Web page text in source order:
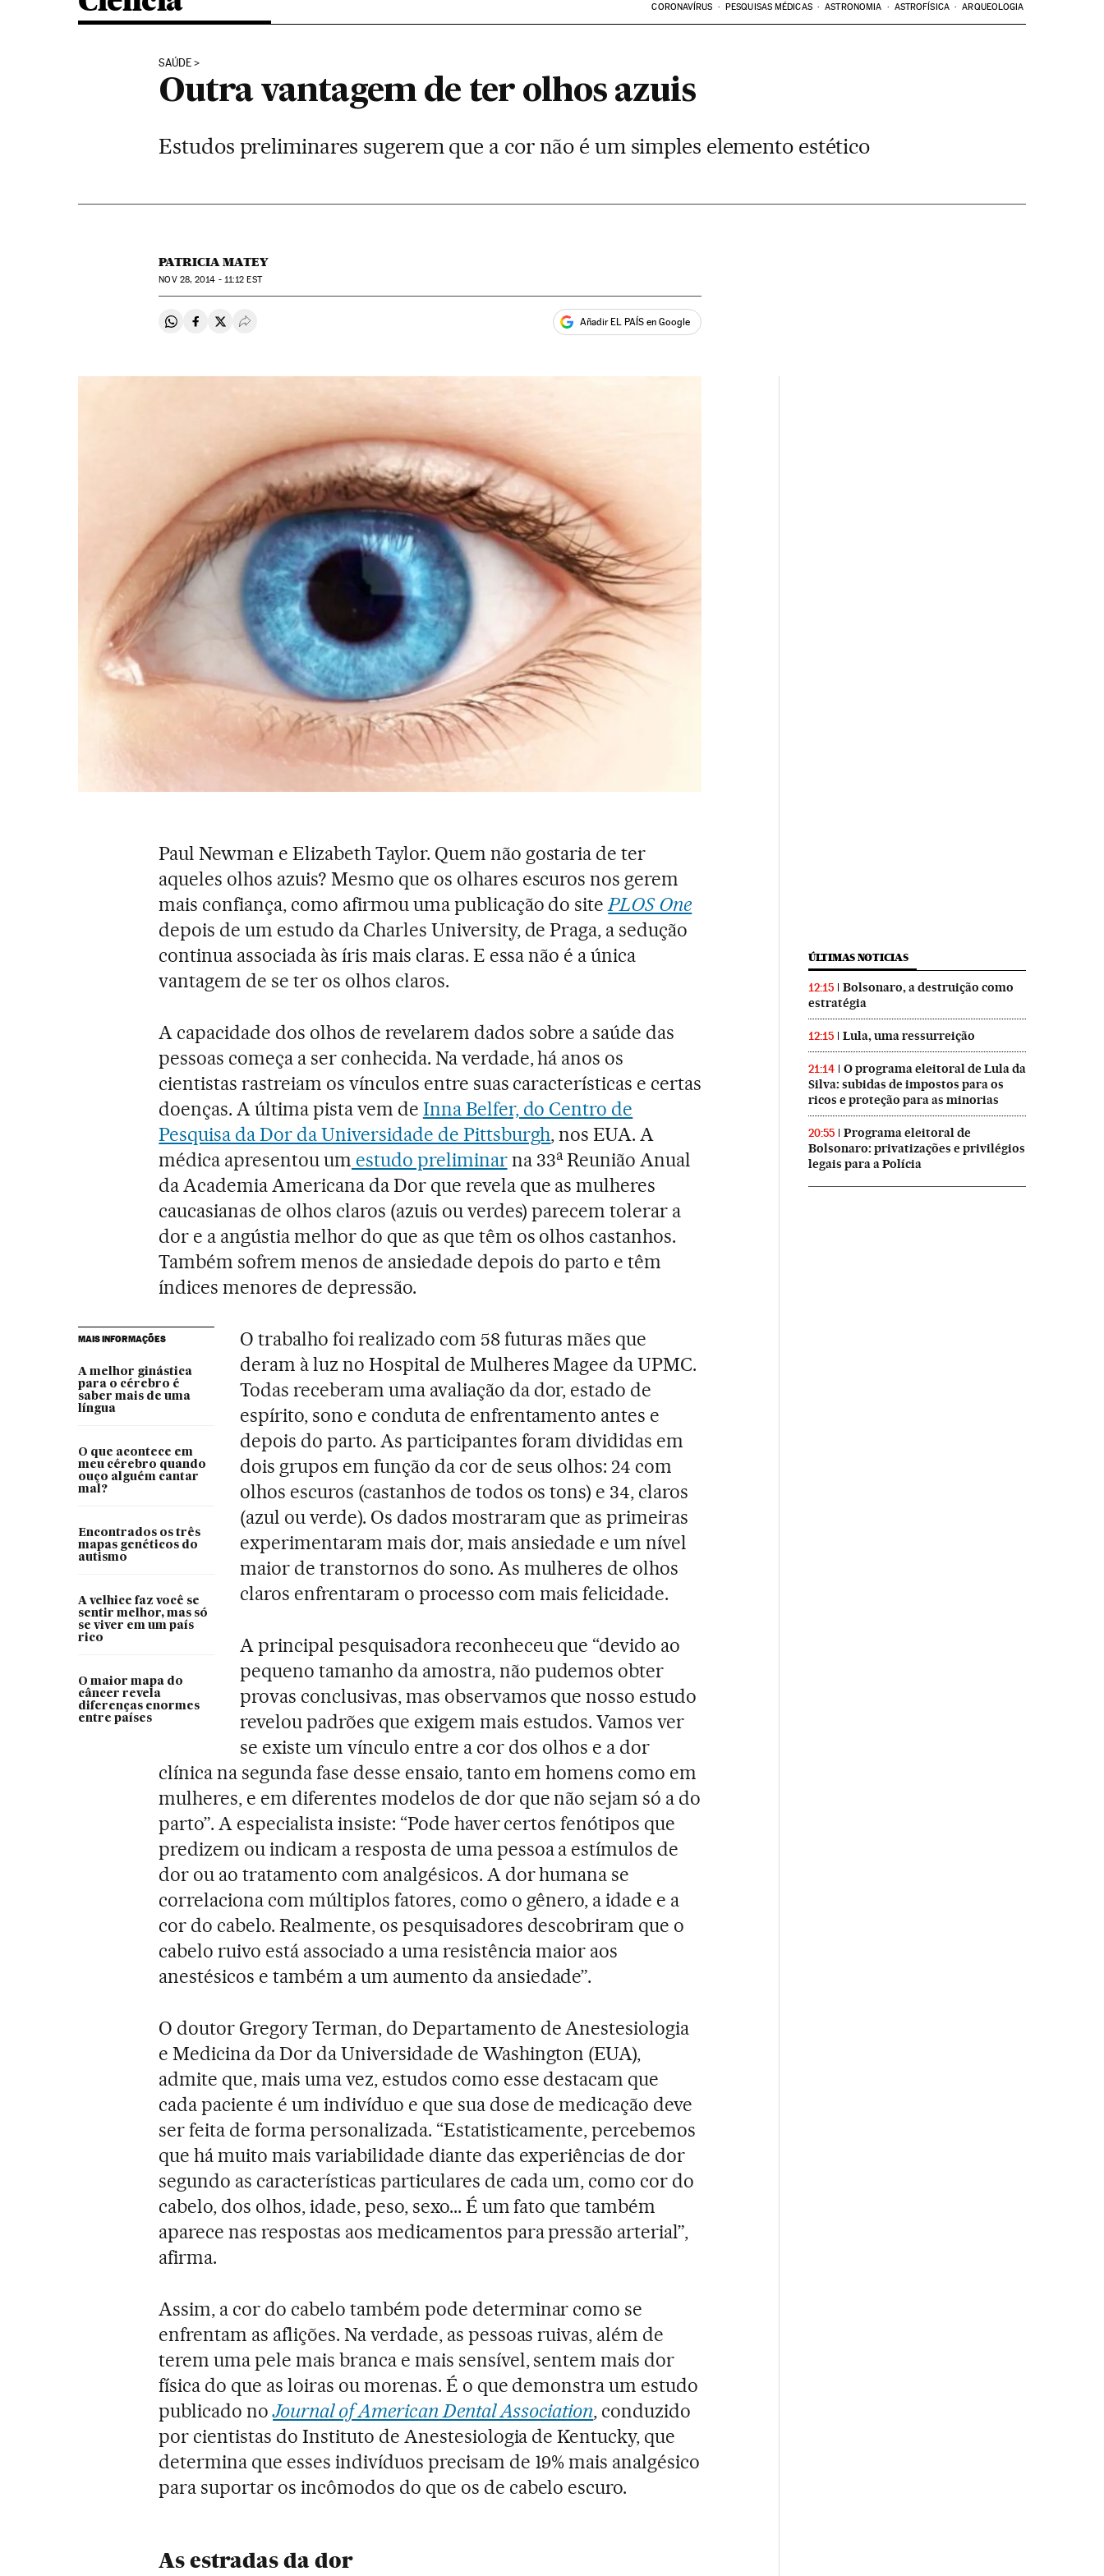
CORONAVÍRUS PESQUISAS MÉDICAS ASTRONOMIA ASTROFÍSICA ARQUEOLOGIA
SAÚDE
Outra vantagem de ter olhos azuis
Estudos preliminares sugerem que a cor não é um simples elemento estético
PATRICIA MATEY
NOV28, 2014 - 11:12 EST
Compartir en Whatsapp
Compartir en Facebook
Compartir en Twitter
Desplegar Redes Sociales Añadir EL PAÍS en Google
Paul Newman e Elizabeth Taylor. Quem não gostaria de ter
aqueles olhos azuis? Mesmo que os olhares escuros nos gerem
mais confiança, como afirmou uma publicação do sitePLOS One
depois de um estudo da Charles University, de Praga, a sedução
continua associada às íris mais claras. E essa não é a única
vantagem de se ter os olhos claros.
A capacidade dos olhos de revelarem dados sobre a saúde das
pessoas começa a ser conhecida. Na verdade, há anos os
cientistas rastreiam os vínculos entre suas características e certas
doenças. A última pista vem de Inna Belfer, do Centro de
Pesquisa da Dor da Universidade de Pittsburgh, nos EUA. A
médica apresentou um estudo preliminarna 33aReunião Anual
da Academia Americana da Dor que revela que as mulheres
caucasianas de olhos claros (azuis ou verdes) parecem tolerar a
dor e a angústia melhor do que as que têm os olhos castanhos.
Também sofrem menos de ansiedade depois do parto e têm
índices menores de depressão.
MAIS INFORMAÇÕES
A melhor ginástica
para o cérebro é
saber mais de uma
língua
O que acontece em
meu cérebro quando
ouço alguém cantar
mal?
Encontrados os três
mapas genéticos do
autismo
A velhice faz você se
sentir melhor, mas só
se viver em um país
rico
O maior mapa do
câncer revela
diferenças enormes
entre países
O trabalho foi realizado com 58 futuras mães que
deram à luz no Hospital de Mulheres Magee da UPMC.
Todas receberam uma avaliação da dor, estado de
espírito, sono e conduta de enfrentamento antes e
depois do parto. As participantes foram divididas em
dois grupos em função da cor de seus olhos: 24 com
olhos escuros (castanhos de todos os tons) e 34, claros
(azul ou verde). Os dados mostraram que as primeiras
experimentaram mais dor, mais ansiedade e um nível
maior de transtornos do sono. As mulheres de olhos
claros enfrentaram o processo com mais felicidade.
A principal pesquisadora reconheceu que “devido ao
pequeno tamanho da amostra, não pudemos obter
provas conclusivas, mas observamos que nosso estudo
revelou padrões que exigem mais estudos. Vamos ver
se existe um vínculo entre a cor dos olhos e a dor
clínica na segunda fase desse ensaio, tanto em homens como em
mulheres, e em diferentes modelos de dor que não sejam só a do
parto”. A especialista insiste: “Pode haver certos fenótipos que
predizem ou indicam a resposta de uma pessoa a estímulos de
dor ou ao tratamento com analgésicos. A dor humana se
correlaciona com múltiplos fatores, como o gênero, a idade e a
cor do cabelo. Realmente, os pesquisadores descobriram que o
cabelo ruivo está associado a uma resistência maior aos
anestésicos e também a um aumento da ansiedade”.
O doutor Gregory Terman, do Departamento de Anestesiologia
e Medicina da Dor da Universidade de Washington (EUA),
admite que, mais uma vez, estudos como esse destacam que
cada paciente é um indivíduo e que sua dose de medicação deve
ser feita de forma personalizada. “Estatisticamente, percebemos
que há muito mais variabilidade diante das experiências de dor
segundo as características particulares de cada um, como cor do
cabelo, dos olhos, idade, peso, sexo... É um fato que também
aparece nas respostas aos medicamentos para pressão arterial”,
afirma.
Assim, a cor do cabelo também pode determinar como se
enfrentam as aflições. Na verdade, as pessoas ruivas, além de
terem uma pele mais branca e mais sensível, sentem mais dor
física do que as loiras ou morenas. É o que demonstra um estudo
publicado noJournal of American Dental Association, conduzido
por cientistas do Instituto de Anestesiologia de Kentucky, que
determina que esses indivíduos precisam de 19% mais analgésico
para suportar os incômodos do que os de cabelo escuro.
As estradas da dor
ÚLTIMAS NOTICIAS
12:15
Bolsonaro, a destruição como
estratégia
12:15 Lula, uma ressurreição
21:14
O programa eleitoral de Lula da
Silva: subidas de impostos para os
ricos e proteção para as minorias
20:55
Programa eleitoral de
Bolsonaro: privatizações e privilégios
legais para a Polícia